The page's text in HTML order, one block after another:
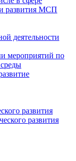
развития МСП
деятельности
мероприятий по
развития
развития